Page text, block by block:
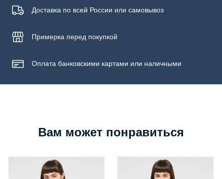
Доставка по всей России или самовывоз
Примерка перед покупкой
Оплата банковскими картами или наличными
Вам может понравиться